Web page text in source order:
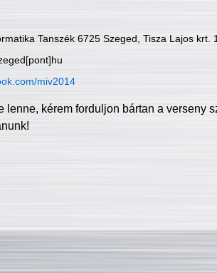
Tanszék 6725 Szeged, Tisza Lajos krt.
miv2014
lenne, kérem forduljon bártan a verseny